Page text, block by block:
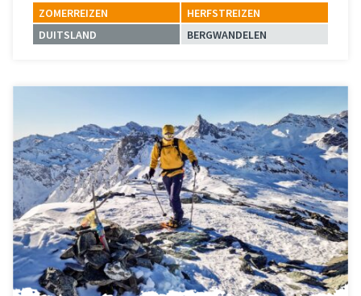
ZOMERREIZEN
HERFSTREIZEN
DUITSLAND
BERGWANDELEN